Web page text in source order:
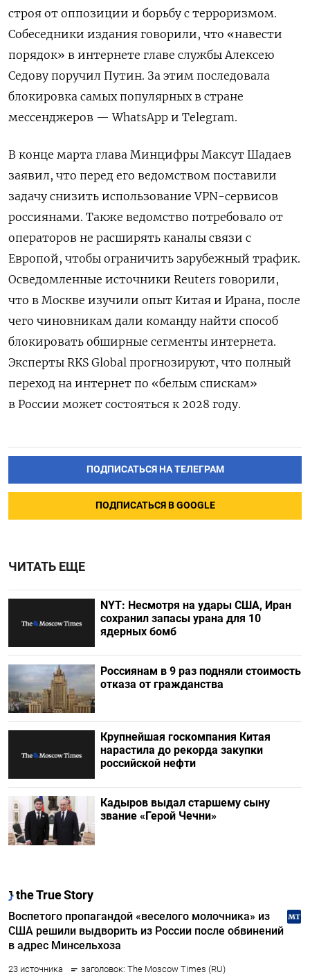
строя от оппозиции и борьбу с терроризмом.
Собеседники издания говорили, что «навести
порядок» в интернете главе службы Алексею
Седову поручил Путин. За этим последовала
блокировка самых популярных в стране
мессенджеров — WhatsApp и Telegram.
В конце марта глава Минцифры Максут Шадаев
заявил, что перед его ведомством поставили
задачу снизить использование VPN-сервисов
россиянами. Также ведомство потребовало от
операторов не расширять каналы связи с
Европой, чтобы ограничить зарубежный трафик.
Осведомленные источники Reuters говорили,
что в Москве изучили опыт Китая и Ирана, после
чего чиновникам дали команду найти способ
блокировать обширные сегменты интернета.
Эксперты RKS Global прогнозируют, что полный
переход на интернет по «белым спискам»
в России может состояться к 2028 году.
ПОДПИСАТЬСЯ НА ТЕЛЕГРАМ
ПОДПИСАТЬСЯ В GOOGLE
ЧИТАТЬ ЕЩЕ
NYT: Несмотря на удары США, Иран
сохранил запасы урана для 10
ядерных бомб
Россиянам в 9 раз подняли стоимость
отказа от гражданства
Крупнейшая госкомпания Китая
нарастила до рекорда закупки
российской нефти
Кадыров выдал старшему сыну
звание «Герой Чечни»